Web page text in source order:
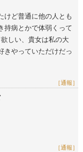
けど普通に他の人とも
持病とかで体弱くって
しい、貴女は私の大
きやっていただけだっ
［通報］
［通報］